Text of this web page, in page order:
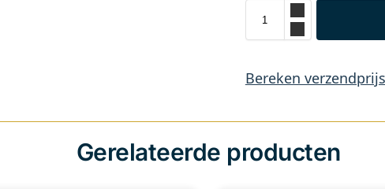
Bereken verzendprijs
Gerelateerde producten